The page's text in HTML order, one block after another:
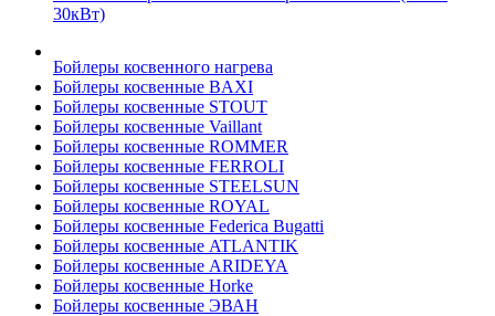
30кВт)
Бойлеры косвенного нагрева
Бойлеры косвенные BAXI
Бойлеры косвенные STOUT
Бойлеры косвенные Vaillant
Бойлеры косвенные ROMMER
Бойлеры косвенные FERROLI
Бойлеры косвенные STEELSUN
Бойлеры косвенные ROYAL
Бойлеры косвенные Federica Bugatti
Бойлеры косвенные ATLANTIK
Бойлеры косвенные ARIDEYA
Бойлеры косвенные Horke
Бойлеры косвенные ЭВАН